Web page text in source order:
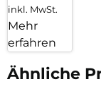
inkl. MwSt.
Mehr
erfahren
Ähnliche